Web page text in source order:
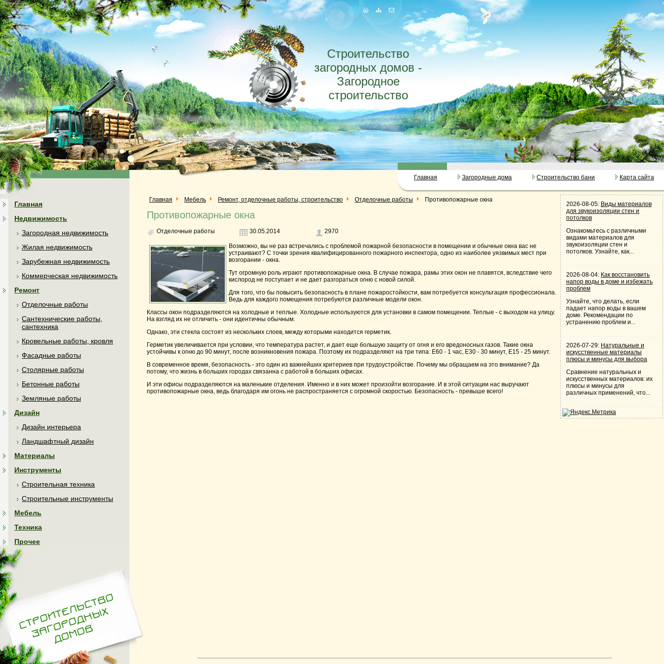
Строительство
загородных домов -
Загородное
строительство
Главная Загородные дома Строительство бани Карта сайта
Главная
Недвижимость
Загородная недвижимость
Жилая недвижимость
Зарубежная недвижимость
Коммерческая недвижимость
Ремонт
Отделочные работы
Сантехнические работы,
сантехника
Кровельные работы, кровля
Фасадные работы
Столярные работы
Бетонные работы
Земляные работы
Дизайн
Дизайн интерьера
Ландшафтный дизайн
Материалы
Инструменты
Строительная техника
Строительные инструменты
Мебель
Техника
Прочее
Главная Мебель Ремонт, отделочные работы, строительство Отделочные работы Противопожарные окна
Противопожарные окна
Отделочные работы 30.05.2014 2970
Возможно, вы не раз встречались с проблемой пожарной безопасности в помещении и обычные окна вас не
устраивают? С точки зрения квалифицированного пожарного инспектора, одно из наиболее уязвимых мест при
возгорании - окна.
Тут огромную роль играют противопожарные окна. В случае пожара, рамы этих окон не плавятся, вследствие чего
кислород не поступает и не дает разгораться огню с новой силой.
Для того, что бы повысить безопасность в плане пожаростойкости, вам потребуется консультация профессионала.
Ведь для каждого помещения потребуются различные модели окон.
Классы окон подразделяются на холодные и теплые. Холодные используются для установки в самом помещении. Теплые - с выходом на улицу.
На взгляд их не отличить - они идентичны обычным.
Однако, эти стекла состоят из нескольких слоев, между которыми находится герметик.
Герметик увеличивается при условии, что температура растет, и дает еще большую защиту от огня и его вредоносных газов. Такие окна
устойчивы к огню до 90 минут, после возникновения пожара. Поэтому их подразделяют на три типа: Е60 - 1 час, Е30 - 30 минут, Е15 - 25 минут.
В современное время, безопасность - это один из важнейших критериев при трудоустройстве. Почему мы обращаем на это внимание? Да
потому, что жизнь в больших городах связанна с работой в больших офисах.
И эти офисы подразделяются на маленькие отделения. Именно и в них может произойти возгорание. И в этой ситуации нас выручают
противопожарные окна, ведь благодаря им огонь не распространяется с огромной скоростью. Безопасность - превыше всего!
2026-08-05: Виды материалов
для звукоизоляции стен и
потолков
Ознакомьтесь с различными
видами материалов для
звукоизоляции стен и
потолков. Узнайте, как...
2026-08-04: Как восстановить
напор воды в доме и избежать
проблем
Узнайте, что делать, если
падает напор воды в вашем
доме. Рекомендации по
устранению проблем и...
2026-07-29: Натуральные и
искусственные материалы
плюсы и минусы для выбора
Сравнение натуральных и
искусственных материалов: их
плюсы и минусы для
различных применений, что...